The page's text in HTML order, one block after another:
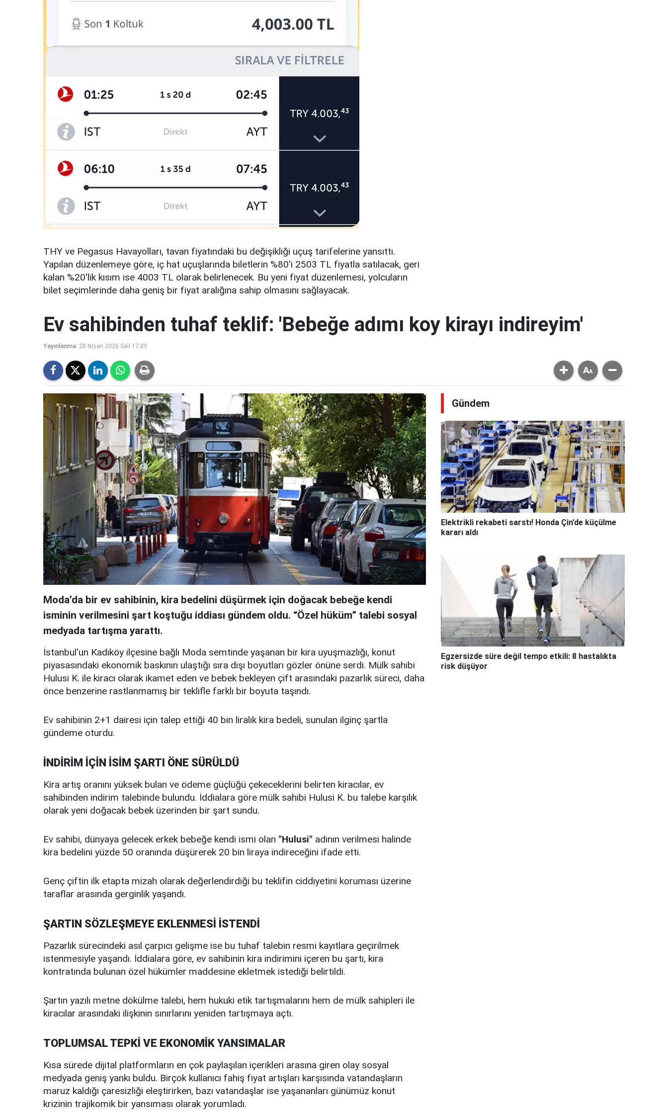
THY ve Pegasus Havayolları, tavan fiyatındaki bu değişikliği uçuş tarifelerine yansıttı.
Yapılan düzenlemeye göre, iç hat uçuşlarında biletlerin %80'i 2503 TL fiyatla satılacak, geri
kalan %20'lik kısım ise 4003 TL olarak belirlenecek. Bu yeni fiyat düzenlemesi, yolcuların
bilet seçimlerinde daha geniş bir fiyat aralığına sahip olmasını sağlayacak.
Ev sahibinden tuhaf teklif: 'Bebeğe adımı koy kirayı indireyim'
Yayınlanma: 28 Nisan 2026 Salı 17:09
Moda’da bir ev sahibinin, kira bedelini düşürmek için doğacak bebeğe kendi
isminin verilmesini şart koştuğu iddiası gündem oldu. “Özel hüküm” talebi sosyal
medyada tartışma yarattı.
İstanbul'un Kadıköy ilçesine bağlı Moda semtinde yaşanan bir kira uyuşmazlığı, konut
piyasasındaki ekonomik baskının ulaştığı sıra dışı boyutları gözler önüne serdi. Mülk sahibi
Hulusi K. ile kiracı olarak ikamet eden ve bebek bekleyen çift arasındaki pazarlık süreci, daha
önce benzerine rastlanmamış bir teklifle farklı bir boyuta taşındı.
Ev sahibinin 2+1 dairesi için talep ettiği 40 bin liralık kira bedeli, sunulan ilginç şartla
gündeme oturdu.
İNDİRİM İÇİN İSİM ŞARTI ÖNE SÜRÜLDÜ
Kira artış oranını yüksek bulan ve ödeme güçlüğü çekeceklerini belirten kiracılar, ev
sahibinden indirim talebinde bulundu. İddialara göre mülk sahibi Hulusi K. bu talebe karşılık
olarak yeni doğacak bebek üzerinden bir şart sundu.
Ev sahibi, dünyaya gelecek erkek bebeğe kendi ismi olan "Hulusi" adının verilmesi halinde
kira bedelini yüzde 50 oranında düşürerek 20 bin liraya indireceğini ifade etti.
Genç çiftin ilk etapta mizah olarak değerlendirdiği bu teklifin ciddiyetini koruması üzerine
taraflar arasında gerginlik yaşandı.
ŞARTIN SÖZLEŞMEYE EKLENMESİ İSTENDİ
Pazarlık sürecindeki asıl çarpıcı gelişme ise bu tuhaf talebin resmi kayıtlara geçirilmek
istenmesiyle yaşandı. İddialara göre, ev sahibinin kira indirimini içeren bu şartı, kira
kontratında bulunan özel hükümler maddesine ekletmek istediği belirtildi.
Şartın yazılı metne dökülme talebi, hem hukuki etik tartışmalarını hem de mülk sahipleri ile
kiracılar arasındaki ilişkinin sınırlarını yeniden tartışmaya açtı.
TOPLUMSAL TEPKİ VE EKONOMİK YANSIMALAR
Kısa sürede dijital platformların en çok paylaşılan içerikleri arasına giren olay sosyal
medyada geniş yankı buldu. Birçok kullanıcı fahiş fiyat artışları karşısında vatandaşların
maruz kaldığı çaresizliği eleştirirken, bazı vatandaşlar ise yaşananları günümüz konut
krizinin trajikomik bir yansıması olarak yorumladı.
Gündem
Elektrikli rekabeti sarstı! Honda Çin’de küçülme
kararı aldı
Egzersizde süre değil tempo etkili: 8 hastalıkta
risk düşüyor